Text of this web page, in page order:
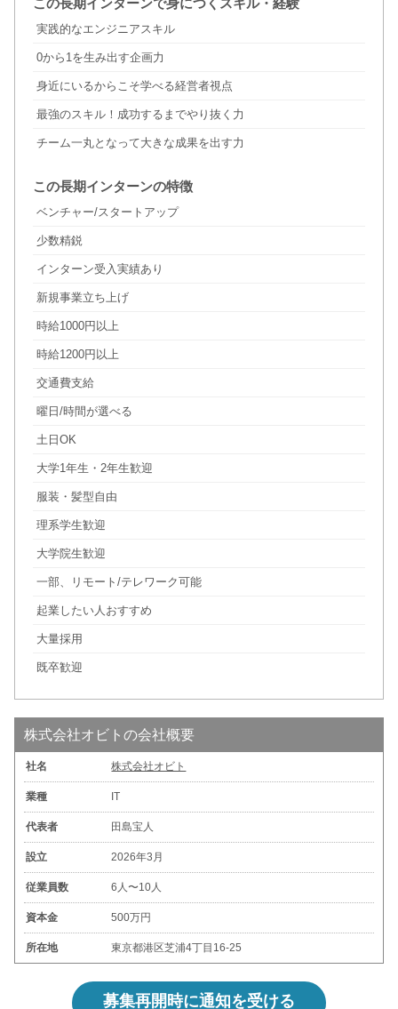
この長期インターンで身につくスキル・経験
実践的なエンジニアスキル
0から1を生み出す企画力
身近にいるからこそ学べる経営者視点
最強のスキル！成功するまでやり抜く力
チーム一丸となって大きな成果を出す力
この長期インターンの特徴
ベンチャー/スタートアップ
少数精鋭
インターン受入実績あり
新規事業立ち上げ
時給1000円以上
時給1200円以上
交通費支給
曜日/時間が選べる
土日OK
大学1年生・2年生歓迎
服装・髪型自由
理系学生歓迎
大学院生歓迎
一部、リモート/テレワーク可能
起業したい人おすすめ
大量採用
既卒歓迎
株式会社オビトの会社概要
社名 株式会社オビト
業種 IT
代表者 田島宝人
設立 2026年3月
従業員数 6人〜10人
資本金 500万円
所在地 東京都港区芝浦4丁目16-25
募集再開時に通知を受ける